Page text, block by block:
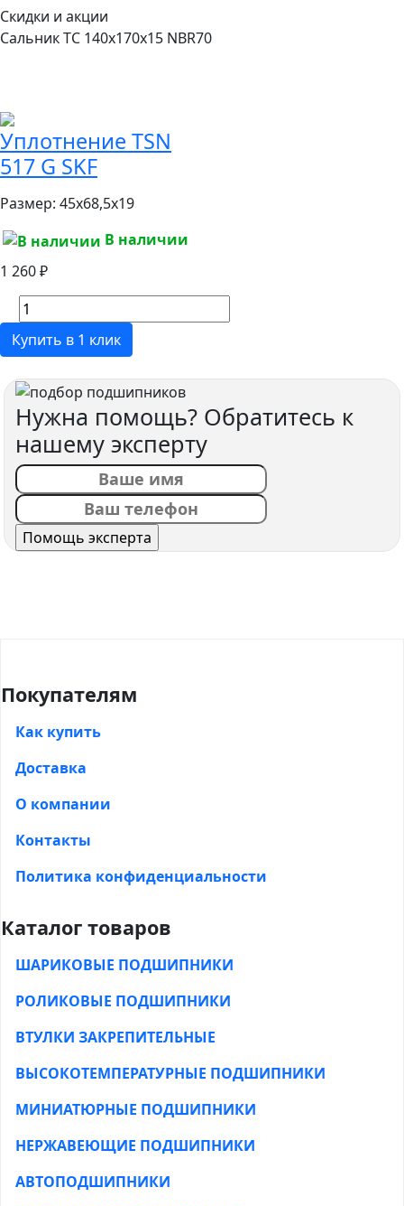
Скидки и акции
Сальник TC 140x170x15 NBR70
Уплотнение TSN
517 G SKF
Размер: 45x68,5x19
В наличии
1 260 ₽
Купить в 1 клик
Нужна помощь? Обратитесь к
нашему эксперту
Покупателям
Как купить
Доставка
О компании
Контакты
Политика конфиденциальности
Каталог товаров
ШАРИКОВЫЕ ПОДШИПНИКИ
РОЛИКОВЫЕ ПОДШИПНИКИ
ВТУЛКИ ЗАКРЕПИТЕЛЬНЫЕ
ВЫСОКОТЕМПЕРАТУРНЫЕ ПОДШИПНИКИ
МИНИАТЮРНЫЕ ПОДШИПНИКИ
НЕРЖАВЕЮЩИЕ ПОДШИПНИКИ
АВТОПОДШИПНИКИ